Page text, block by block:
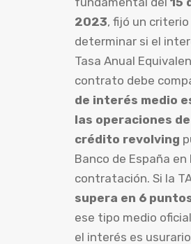
2023, fijó un
determinar si el
Tasa Anual
contrato debe
de interés medio
las operaciones
crédito revolving
Banco de España
contratación. Si la
supera en 6
ese tipo medio
el interés es